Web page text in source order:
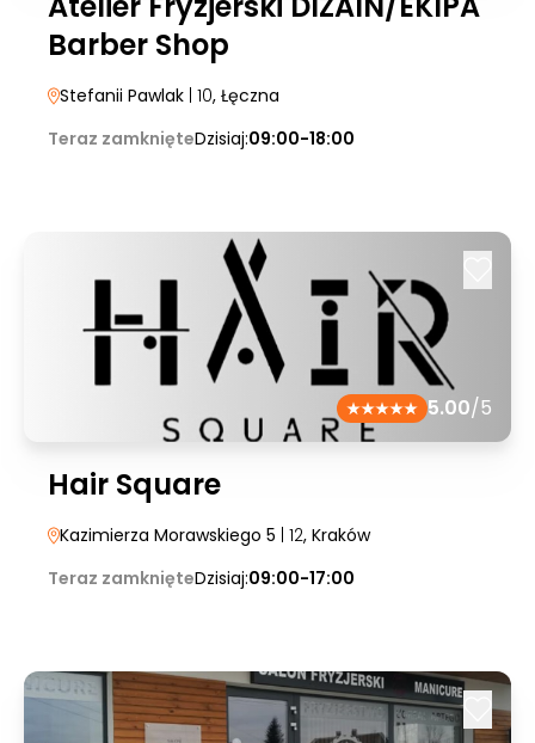
Barber Shop
Stefanii Pawlak | 10, Łęczna
Teraz zamknięteDzisiaj:09:00-18:00
5.00/5
Hair Square
Kazimierza Morawskiego 5 | 12, Kraków
Teraz zamknięteDzisiaj:09:00-17:00